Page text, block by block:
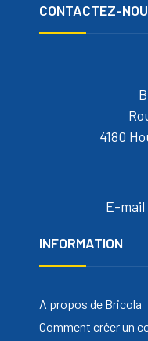
CONTACTEZ-
4180
E-
INFORMATION
A propos de Bricola
Comment créer un